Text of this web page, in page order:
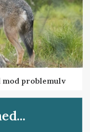
problemulv